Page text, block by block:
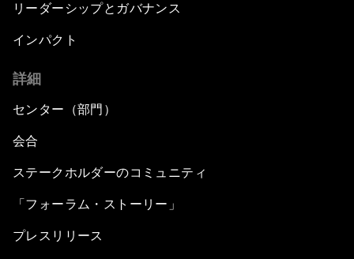
リーダーシップとガバナンス
インパクト
詳細
センター（部門）
会合
ステークホルダーのコミュニティ
「フォーラム・ストーリー」
プレスリリース